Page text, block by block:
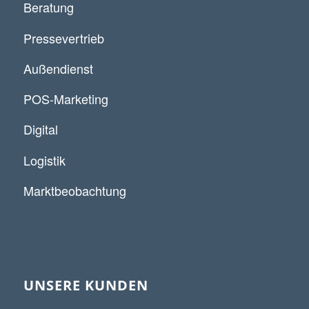
Beratung
Pressevertrieb
Außendienst
POS-Marketing
Digital
Logistik
Marktbeobachtung
UNSERE KUNDEN